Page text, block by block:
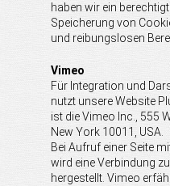
haben wir ein
Speicherung von
und reibungslosen
Vimeo
Für Integration und
nutzt unsere Website
ist die Vimeo Inc., 555
New York 10011, USA.
Bei Aufruf einer Seite
wird eine Verbindung
hergestellt. Vimeo